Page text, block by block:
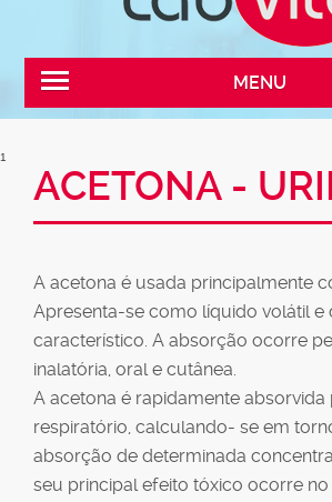
MENU
1
ACETONA -
A acetona é usada principalmente
Apresenta-se como líquido volátil e
característico. A absorção ocorre
inalatória, oral e cutânea.
A acetona é rapidamente absorvida
respiratório, calculando- se em
absorção de determinada
seu principal efeito tóxico ocorre no